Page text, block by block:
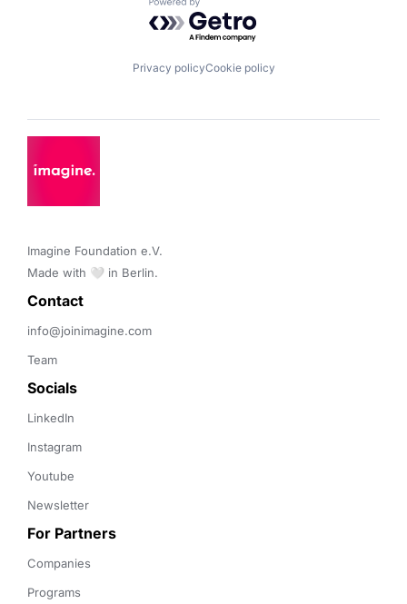
Powered by Getro.com
Privacy policyCookie policy
Imagine Foundation e.V.
Made with 🤍 in Berlin.
Contact
info@joinimagine.com
Team
Socials
LinkedIn
Instagram
Youtube
Newsletter
For Partners
Companies
Programs